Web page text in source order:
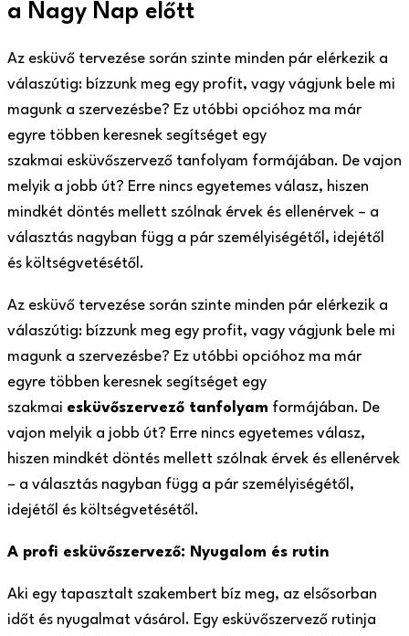
a Nagy Nap előtt
Az esküvő tervezése során szinte minden pár elérkezik a
válaszútig: bízzunk meg egy profit, vagy vágjunk bele mi
magunk a szervezésbe? Ez utóbbi opcióhoz ma már
egyre többen keresnek segítséget egy
szakmai esküvőszervező tanfolyam formájában. De vajon
melyik a jobb út? Erre nincs egyetemes válasz, hiszen
mindkét döntés mellett szólnak érvek és ellenérvek – a
választás nagyban függ a pár személyiségétől, idejétől
és költségvetésétől.
Az esküvő tervezése során szinte minden pár elérkezik a
válaszútig: bízzunk meg egy profit, vagy vágjunk bele mi
magunk a szervezésbe? Ez utóbbi opcióhoz ma már
egyre többen keresnek segítséget egy
szakmai esküvőszervező tanfolyam formájában. De
vajon melyik a jobb út? Erre nincs egyetemes válasz,
hiszen mindkét döntés mellett szólnak érvek és ellenérvek
– a választás nagyban függ a pár személyiségétől,
idejétől és költségvetésétől.
A profi esküvőszervező: Nyugalom és rutin
Aki egy tapasztalt szakembert bíz meg, az elsősorban
időt és nyugalmat vásárol. Egy esküvőszervező rutinja